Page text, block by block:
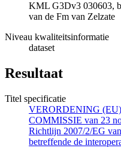
KML G3Dv3 030603,
van de Fm van Zelzate
Niveau kwaliteitsinformatie
dataset
Resultaat
Titel specificatie
VERORDENING
COMMISSIE van 23
Richtlijn 2007/2/EG
betreffende de